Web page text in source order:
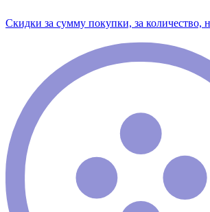
Скидки за сумму покупки, за количество,